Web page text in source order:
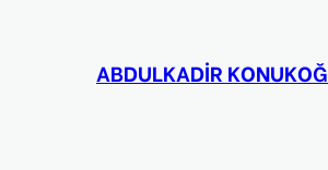
ABDULKADİR